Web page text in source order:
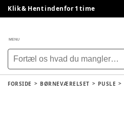
Klik & Hent indenfor 1 time
MENU
FORSIDE BØRNEVÆRELSET PUSLE